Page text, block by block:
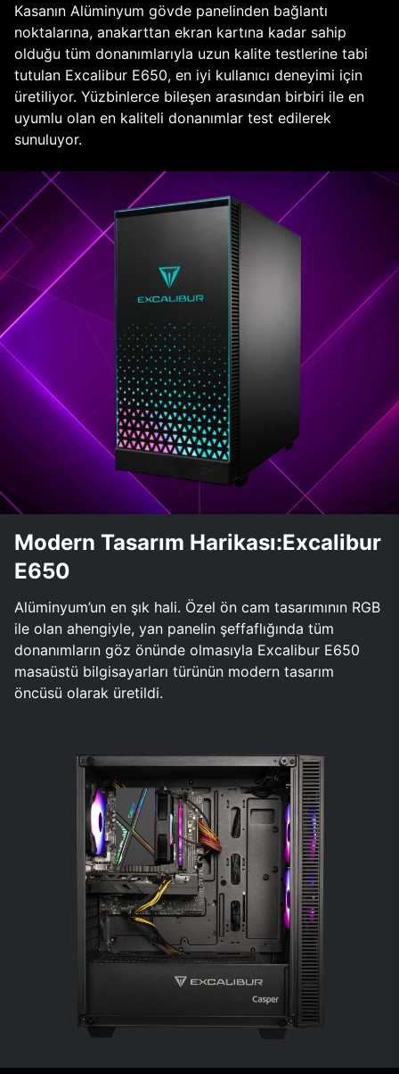
Kasanın Alüminyum gövde panelinden bağlantı
noktalarına, anakarttan ekran kartına kadar sahip
olduğu tüm donanımlarıyla uzun kalite testlerine tabi
tutulan Excalibur E650, en iyi kullanıcı deneyimi için
üretiliyor. Yüzbinlerce bileşen arasından birbiri ile en
uyumlu olan en kaliteli donanımlar test edilerek
sunuluyor.
Modern Tasarım Harikası:Excalibur
E650
Alüminyum’un en şık hali. Özel ön cam tasarımının RGB
ile olan ahengiyle, yan panelin şeffaflığında tüm
donanımların göz önünde olmasıyla Excalibur E650
masaüstü bilgisayarları türünün modern tasarım
öncüsü olarak üretildi.